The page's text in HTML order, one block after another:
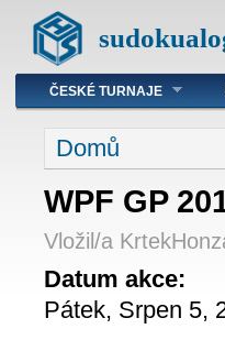
ČESKÉ TURNAJE
Domů
WPF GP
Vložil/a
Datum akce:
Pátek, Srpen 5,